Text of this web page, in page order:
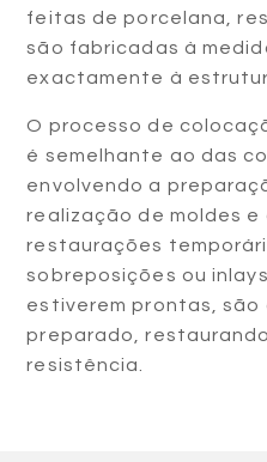
feitas de porcelana,
são fabricadas à
exactamente à
O processo de
é semelhante ao das
envolvendo a
realização de moldes
restaurações
sobreposições ou
estiverem prontas,
preparado,
resistência.